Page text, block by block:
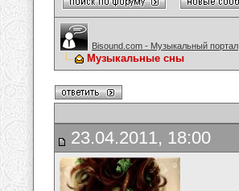
Bisound.com - Музыкальный портал
Музыкальные сны
23.04.2011, 18:00